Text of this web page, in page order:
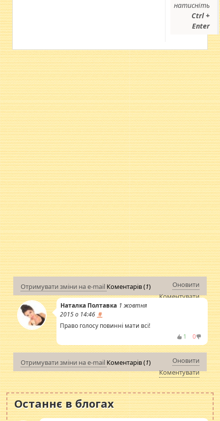
натисніть
Ctrl +
Enter
Отримувати зміни на e-mail Коментарів (1)
Оновити
Коментувати
Наталка Полтавка 1 жовтня
2015 о 14:46 #
Право голосу повинні мати всі!
0
1
Отримувати зміни на e-mail Коментарів (1)
Оновити
Коментувати
Останнє в блогах